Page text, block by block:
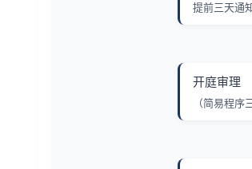
提前三天通
开庭审理
（简易程